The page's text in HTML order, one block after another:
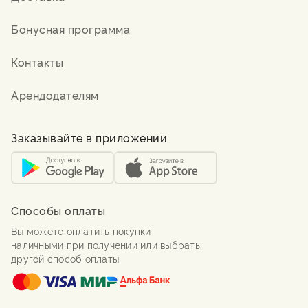
Бонусная программа
Контакты
Арендодателям
Заказывайте в приложении
Способы оплаты
Вы можете оплатить покупки
наличными при получении или выбрать
другой способ оплаты